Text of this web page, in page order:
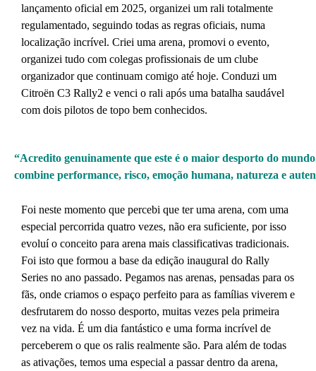
lançamento oficial em 2025, organizei um rali totalmente
regulamentado, seguindo todas as regras oficiais, numa
localização incrível. Criei uma arena, promovi o evento,
organizei tudo com colegas profissionais de um clube
organizador que continuam comigo até hoje. Conduzi um
Citroën C3 Rally2 e venci o rali após uma batalha saudável
com dois pilotos de topo bem conhecidos.
“Acredito genuinamente que este é o maior desporto do
combine performance, risco, emoção humana, natureza e
Foi neste momento que percebi que ter uma arena, com uma
especial percorrida quatro vezes, não era suficiente, por isso
evoluí o conceito para arena mais classificativas tradicionais.
Foi isto que formou a base da edição inaugural do Rally
Series no ano passado. Pegamos nas arenas, pensadas para os
fãs, onde criamos o espaço perfeito para as famílias viverem e
desfrutarem do nosso desporto, muitas vezes pela primeira
vez na vida. É um dia fantástico e uma forma incrível de
perceberem o que os ralis realmente são. Para além de todas
as ativações, temos uma especial a passar dentro da arena,